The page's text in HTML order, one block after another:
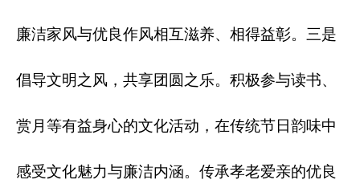
廉洁家风与优良作风相互滋养、相得益彰。三是
倡导文明之风，共享团圆之乐。积极参与读书、
赏月等有益身心的文化活动，在传统节日韵味中
感受文化魅力与廉洁内涵。传承孝老爱亲的优良